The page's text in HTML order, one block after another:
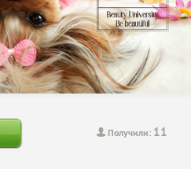
Получили: 11